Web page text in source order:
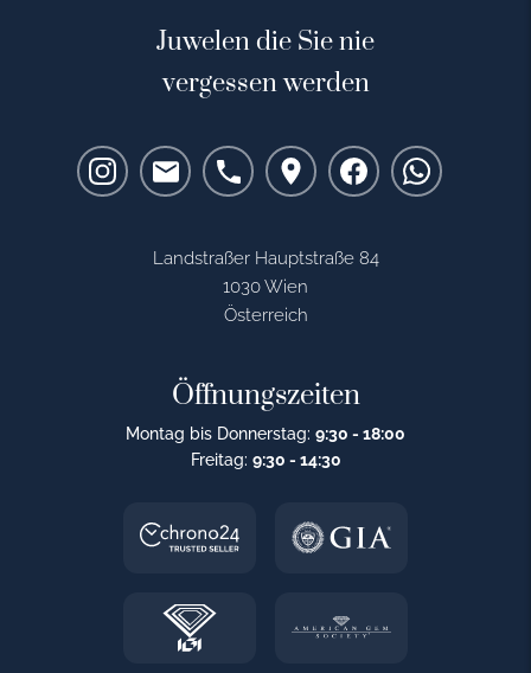
Juwelen die Sie nie
vergessen werden
Landstraßer Hauptstraße 84
1030 Wien
Österreich
Öffnungszeiten
Montag bis Donnerstag: 9:30 - 18:00
Freitag: 9:30 - 14:30